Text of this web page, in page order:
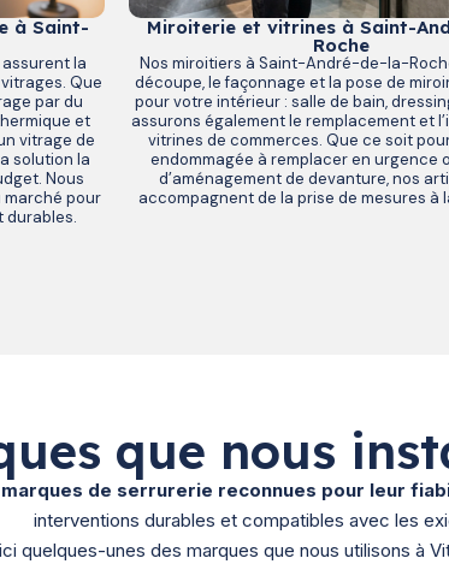
à Saint-
la
Que
par du
et
vitrage de
solution la
Nous
marché pour
durables.
Miroiterie et vitrines à Saint-
Roche
Nos miroitiers à Saint-André-de-la-
découpe, le façonnage et la pose de
pour votre intérieur : salle de bain,
assurons également le remplacement et
vitrines de commerces. Que ce soit
endommagée à remplacer en urgence
d’aménagement de devanture, nos
accompagnent de la prise de mesures à
que nous
marques de serrurerie reconnues pour leur
interventions durables et compatibles avec les
quelques-unes des marques que nous utilisons à